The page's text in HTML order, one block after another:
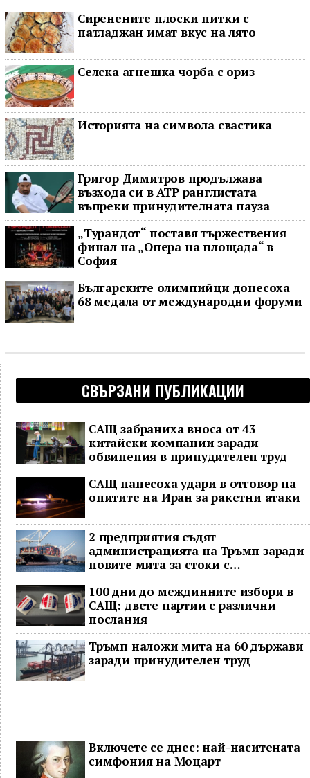
Сиренените плоски питки с
патладжан имат вкус на лято
Селска агнешка чорба с ориз
Историята на символа свастика
Григор Димитров продължава
възхода си в ATP ранглистата
въпреки принудителната пауза
„Турандот“ поставя тържествения
финал на „Опера на площада“ в
София
Българските олимпийци донесоха
68 медала от международни форуми
СВЪРЗАНИ ПУБЛИКАЦИИ
САЩ забраниха вноса от 43
китайски компании заради
обвинения в принудителен труд
САЩ нанесоха удари в отговор на
опитите на Иран за ракетни атаки
2 предприятия съдят
администрацията на Тръмп заради
новите мита за стоки с
принудителен труд
100 дни до междинните избори в
САЩ: двете партии с различни
послания
Тръмп наложи мита на 60 държави
заради принудителен труд
Включете се днес: най-наситената
симфония на Моцарт